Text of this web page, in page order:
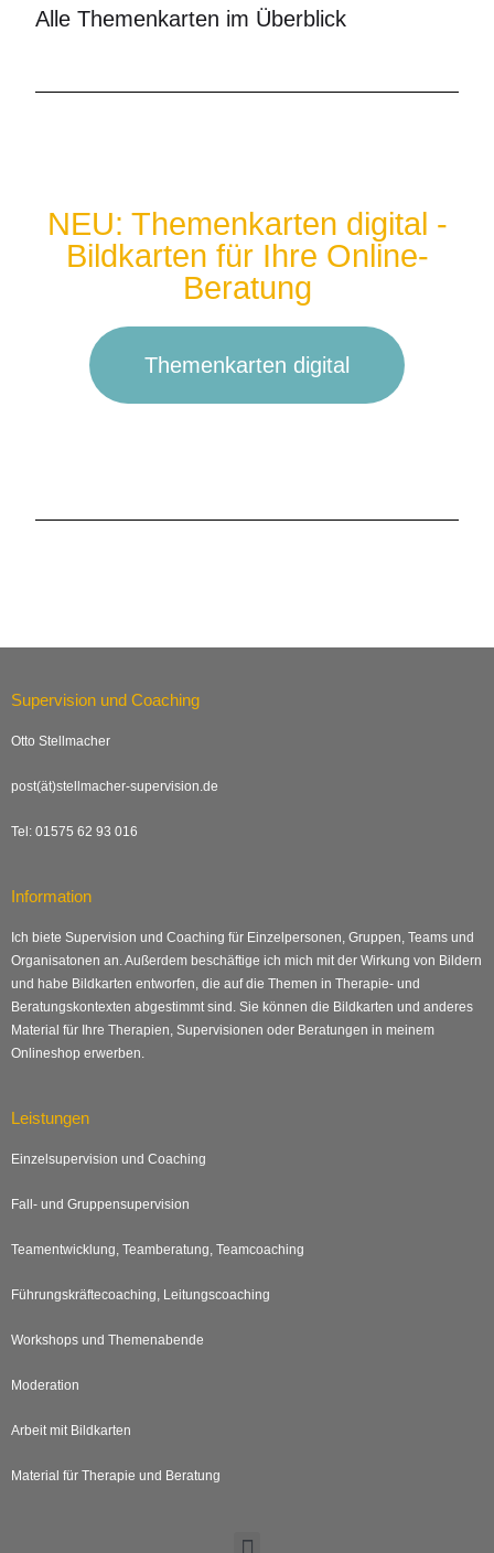
Alle Themenkarten im Überblick
NEU: Themenkarten digital -
Bildkarten für Ihre Online-
Beratung
Themenkarten digital
Supervision und Coaching
Otto Stellmacher
post(ät)stellmacher-supervision.de
Tel: 01575 62 93 016
Information
Ich biete Supervision und Coaching für Einzelpersonen, Gruppen, Teams und
Organisatonen an. Außerdem beschäftige ich mich mit der Wirkung von Bildern
und habe Bildkarten entworfen, die auf die Themen in Therapie- und
Beratungskontexten abgestimmt sind. Sie können die Bildkarten und anderes
Material für Ihre Therapien, Supervisionen oder Beratungen in meinem
Onlineshop erwerben.
Leistungen
Einzelsupervision und Coaching
Fall- und Gruppensupervision
Teamentwicklung, Teamberatung, Teamcoaching
Führungskräftecoaching, Leitungscoaching
Workshops und Themenabende
Moderation
Arbeit mit Bildkarten
Material für Therapie und Beratung